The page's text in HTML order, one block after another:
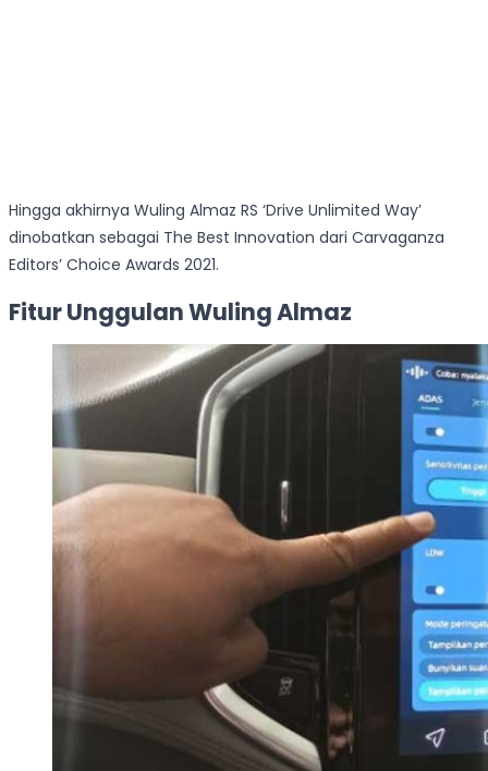
Hingga akhirnya Wuling Almaz RS ‘Drive Unlimited Way’
dinobatkan sebagai The Best Innovation dari Carvaganza
Editors’ Choice Awards 2021.
Fitur Unggulan Wuling Almaz